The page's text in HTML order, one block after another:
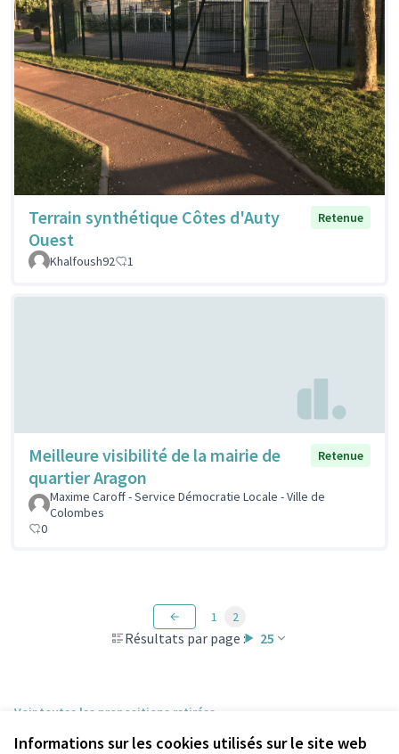
Informations sur les cookies utilisés sur le site web
Terrain synthétique Côtes d'Auty
Ouest
Retenue
Khalfoush92 1
Meilleure visibilité de la mairie de
quartier Aragon
Retenue
Maxime Caroff - Service Démocratie Locale - Ville de
Colombes
0
Résultats par page : 25
1 2
Voir toutes les propositions retirées